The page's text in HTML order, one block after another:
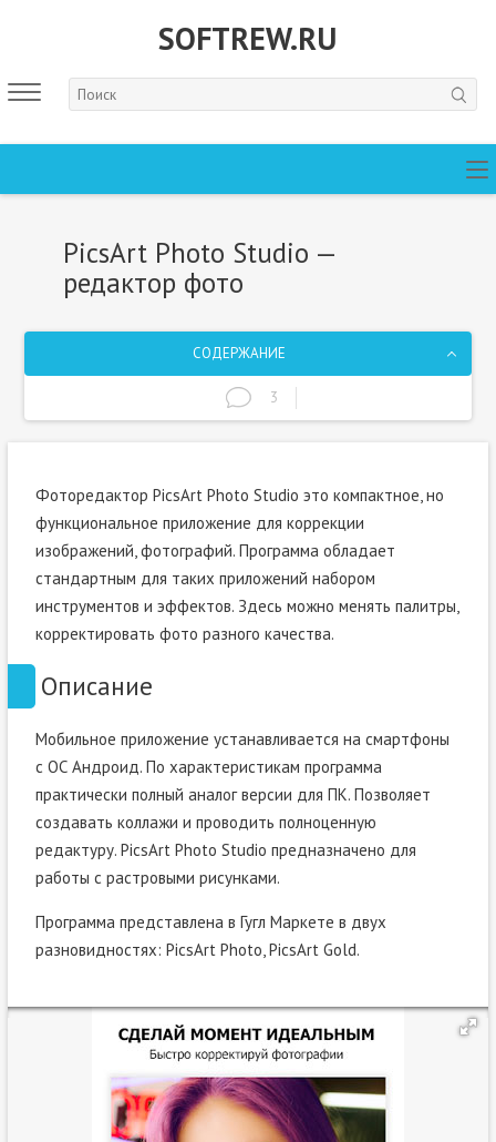
SOFTREW.RU
PicsArt Photo Studio —
редактор фото
СОДЕРЖАНИЕ
3
Фоторедактор PicsArt Photo Studio это компактное, но
функциональное приложение для коррекции
изображений, фотографий. Программа обладает
стандартным для таких приложений набором
инструментов и эффектов. Здесь можно менять палитры,
корректировать фото разного качества.
Описание
Мобильное приложение устанавливается на смартфоны
с ОС Андроид. По характеристикам программа
практически полный аналог версии для ПК. Позволяет
создавать коллажи и проводить полноценную
редактуру. PicsArt Photo Studio предназначено для
работы с растровыми рисунками.
Программа представлена в Гугл Маркете в двух
разновидностях: PicsArt Photo, PicsArt Gold.